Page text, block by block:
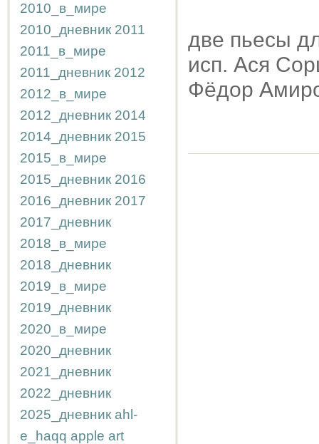
2010_в_мире
2010_дневник 2011
2011_в_мире
2011_дневник 2012
2012_в_мире
2012_дневник 2014
2014_дневник 2015
2015_в_мире
2015_дневник 2016
2016_дневник 2017
2017_дневник
2018_в_мире
2018_дневник
2019_в_мире
2019_дневник
2020_в_мире
2020_дневник
2021_дневник
2022_дневник
2025_дневник ahl-
e_haqq apple art
две пьесы
исп. Ася
Фёдор